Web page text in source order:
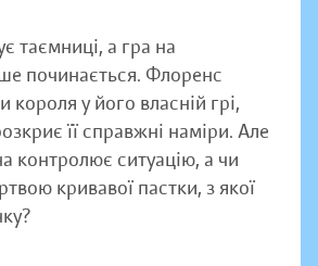
таємниці, а гра на
починається. Флоренс
короля у його власній грі,
її справжні наміри. Але
контролює ситуацію, а чи
кривавої пастки, з якої